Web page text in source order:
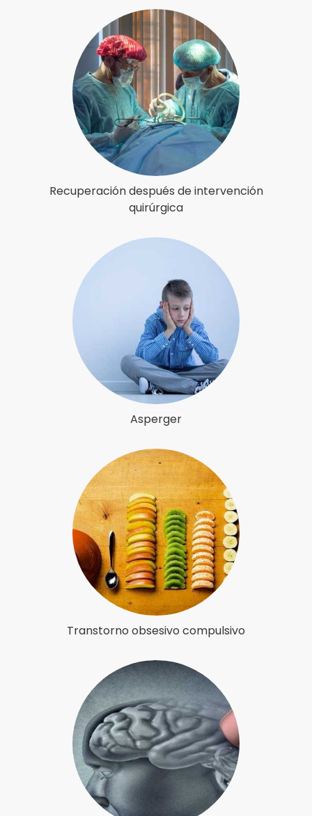
Recuperación después de intervención
quirúrgica
Asperger
Transtorno obsesivo compulsivo